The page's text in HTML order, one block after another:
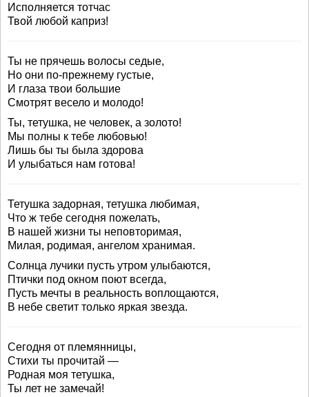
Исполняется тотчас
Твой любой каприз!
Ты не прячешь волосы седые,
Но они по-прежнему густые,
И глаза твои большие
Смотрят весело и молодо!
Ты, тетушка, не человек, а золото!
Мы полны к тебе любовью!
Лишь бы ты была здорова
И улыбаться нам готова!
Тетушка задорная, тетушка любимая,
Что ж тебе сегодня пожелать,
В нашей жизни ты неповторимая,
Милая, родимая, ангелом хранимая.
Солнца лучики пусть утром улыбаются,
Птички под окном поют всегда,
Пусть мечты в реальность воплощаются,
В небе светит только яркая звезда.
Сегодня от племянницы,
Стихи ты прочитай —
Родная моя тетушка,
Ты лет не замечай!